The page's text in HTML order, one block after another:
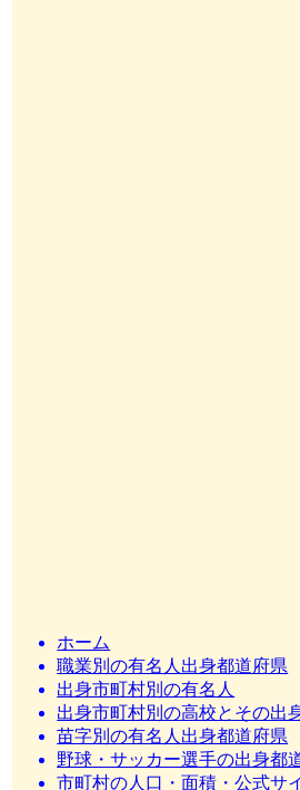
ホーム
職業別の有名人出身都道府県
出身市町村別の有名人
出身市町村別の高校とその出
苗字別の有名人出身都道府県
野球・サッカー選手の出身都
市町村の人口・面積・公式サ